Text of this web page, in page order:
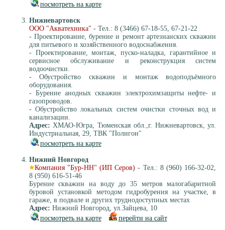
посмотреть на карте
Нижневартовск
ООО "Акватехника" - Тел.: 8 (3466) 67-18-55, 67-21-22
- Проектирование, бурение и ремонт артезианских скважин
для питьевого и хозяйственного водоснабжения.
- Проектирование, монтаж, пуско-наладка, гарантийное и
сервисное обслуживание и реконструкция систем
водоочистки.
- Обустройство скважин и монтаж водоподъёмного
оборудования.
- Бурение анодных скважин электрохимзащиты нефте- и
газопроводов.
- Обустройство локальных систем очистки сточных вод и
канализации.
Адрес: ХМАО-Югра, Тюменская обл.,г. Нижневартовск, ул.
Индустриальная, 29, ТВК "Полигон"
посмотреть на карте
Нижний Новгород
Компания "Бур-НН" (ИП Серов) - Тел.: 8 (960) 166-32-02,
8 (950) 616-51-46
Бурение скважин на воду до 35 метров малогабаритной
буровой установкой методом гидробурения на участке, в
гараже, в подвале и других труднодоступных местах
Адрес: Нижний Новгород, ул.Зайцева, 10
посмотреть на карте
перейти на сайт